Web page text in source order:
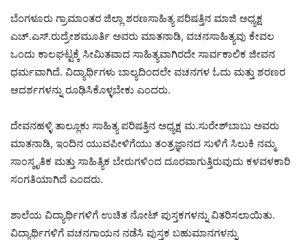
ಬೆಂಗಳೂರು ಗ್ರಾಮಾಂತರ ಜಿಲ್ಲಾ ಶರಣಸಾಹಿತ್ಯ ಪರಿಷತ್ತಿನ ಮಾಜಿ ಅಧ್ಯಕ್ಷ
ಎಚ್‌.ಎಸ್‌.ರುದ್ರೇಶಮೂರ್ತಿ ಅವರು ಮಾತನಾಡಿ, ವಚನಸಾಹಿತ್ಯವು ಕೇವಲ
ಒಂದು ಕಾಲಘಟ್ಟಕ್ಕೆ ಸೀಮಿತವಾದ ಸಾಹಿತ್ಯವಾಗಿರದೇ ಸಾರ್ವಕಾಲಿಕ ಜೀವನ
ಧರ್ಮವಾಗಿದೆ. ವಿದ್ಯಾರ್ಥಿಗಳು ಬಾಲ್ಯದಿಂದಲೇ ವಚನಗಳ ಓದು ಮತ್ತು ಶರಣರ
ಆದರ್ಶಗಳನ್ನು ರೂಢಿಸಿಕೊಳ್ಳಬೇಕು ಎಂದರು.
ದೇವನಹಳ್ಳಿ ತಾಲ್ಲೂಕು ಸಾಹಿತ್ಯ ಪರಿಷತ್ತಿನ ಅಧ್ಯಕ್ಷ ಮ.ಸುರೇಶ್‌ಬಾಬು ಅವರು
ಮಾತನಾಡಿ, ಇಂದಿನ ಯುವಪೀಳಿಗೆಯು ತಂತ್ರಜ್ಞಾನದ ಸುಳಿಗೆ ಸಿಲುಕಿ ನಮ್ಮ
ಸಾಂಸ್ಕೃತಿಕ ಮತ್ತು ಸಾಹಿತ್ಯಿಕ ಬೇರುಗಳಿಂದ ದೂರವಾಗುತ್ತಿರುವುದು ಕಳವಳಕಾರಿ
ಸಂಗತಿಯಾಗಿದೆ ಎಂದರು.
ಶಾಲೆಯ ವಿದ್ಯಾರ್ಥಿಗಳಿಗೆ ಉಚಿತ ನೋಟ್‌ ಪುಸ್ತಕಗಳನ್ನು ವಿತರಿಸಲಾಯಿತು.
ವಿದ್ಯಾರ್ಥಿಗಳಿಗೆ ವಚನಗಾಯನ ನಡೆಸಿ ಪುಸ್ತಕ ಬಹುಮಾನಗಳನ್ನು